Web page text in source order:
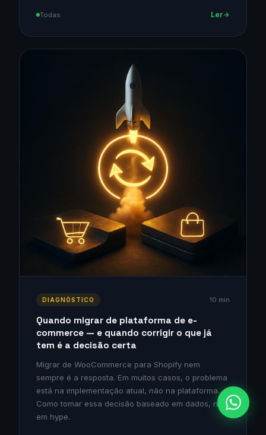
Todas Ler
DIAGNÓSTICO 10 min
Quando migrar de plataforma de e-
commerce — e quando corrigir o que já
tem é a decisão certa
Migrar de WooCommerce para Shopify nem
sempre é a resposta. Em muitos casos, o problema
está na implementação atual, não na plataforma.
Como tomar essa decisão baseado em dados, não
em hype.